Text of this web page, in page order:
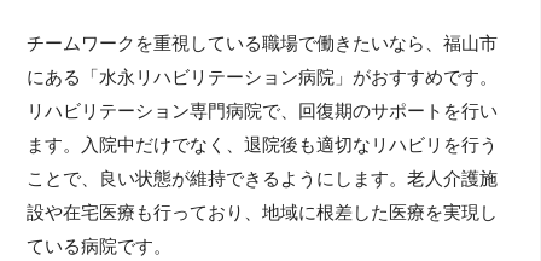
チームワークを重視している職場で働きたいなら、福山市
にある「水永リハビリテーション病院」がおすすめです。
リハビリテーション専門病院で、回復期のサポートを行い
ます。入院中だけでなく、退院後も適切なリハビリを行う
ことで、良い状態が維持できるようにします。老人介護施
設や在宅医療も行っており、地域に根差した医療を実現し
ている病院です。